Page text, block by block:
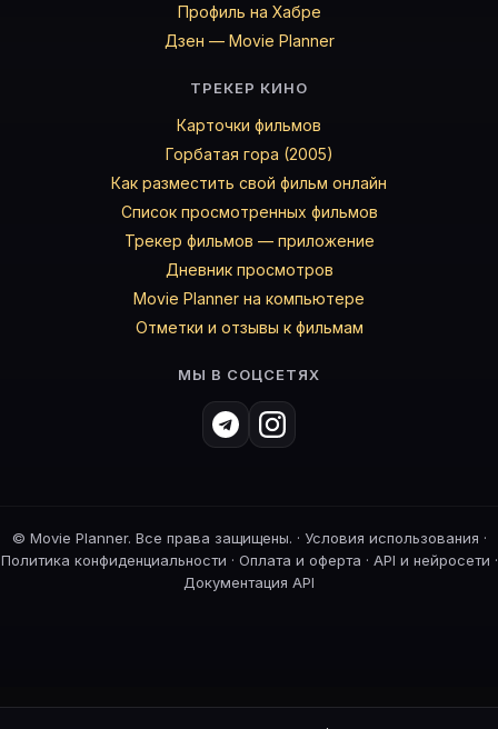
Профиль на Хабре
Дзен — Movie Planner
ТРЕКЕР КИНО
Карточки фильмов
Горбатая гора (2005)
Как разместить свой фильм онлайн
Список просмотренных фильмов
Трекер фильмов — приложение
Дневник просмотров
Movie Planner на компьютере
Отметки и отзывы к фильмам
МЫ В СОЦСЕТЯХ
© Movie Planner. Все права защищены. · Условия использования ·
Политика конфиденциальности · Оплата и оферта · API и нейросети ·
Документация API